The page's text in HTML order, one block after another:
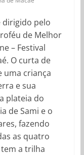
dirigido pelo
de Melhor
– Festival
O curta de
uma criança
e sua
plateia do
de Sami e o
fazendo
as quatro
a trilha